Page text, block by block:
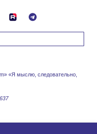
«Я мыслю, следовательно,